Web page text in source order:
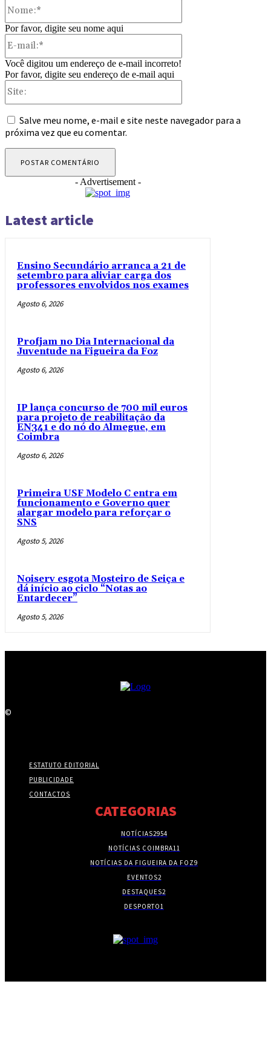
Por favor, digite seu nome aqui
Você digitou um endereço de e-mail incorreto!
Por favor, digite seu endereço de e-mail aqui
Salve meu nome, e-mail e site neste navegador para a
próxima vez que eu comentar.
- Advertisement -
Latest article
Ensino Secundário arranca a 21 de
setembro para aliviar carga dos
professores envolvidos nos exames
Agosto 6, 2026
Profjam no Dia Internacional da
Juventude na Figueira da Foz
Agosto 6, 2026
IP lança concurso de 700 mil euros
para projeto de reabilitação da
EN341 e do nó do Almegue, em
Coimbra
Agosto 6, 2026
Primeira USF Modelo C entra em
funcionamento e Governo quer
alargar modelo para reforçar o
SNS
Agosto 5, 2026
Noiserv esgota Mosteiro de Seiça e
dá início ao ciclo “Notas ao
Entardecer”
Agosto 5, 2026
©
ESTATUTO EDITORIAL
PUBLICIDADE
CONTACTOS
CATEGORIAS
NOTÍCIAS2954
NOTÍCIAS COIMBRA11
NOTÍCIAS DA FIGUEIRA DA FOZ9
EVENTOS2
DESTAQUES2
DESPORTO1